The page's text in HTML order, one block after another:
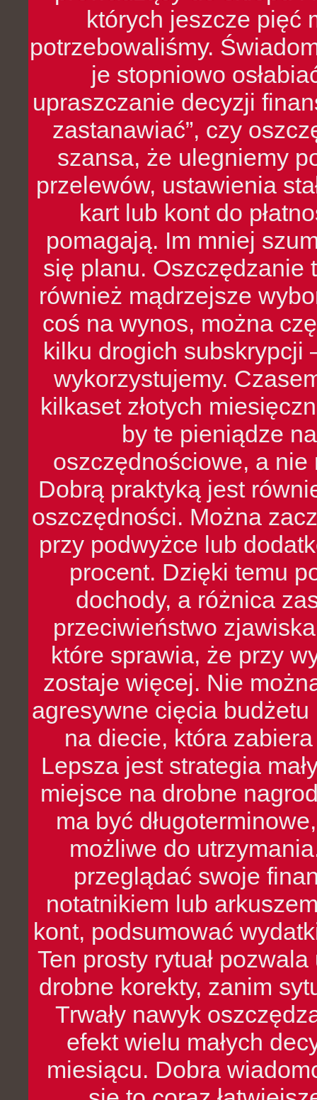
których jeszcze pięć
potrzebowaliśmy.
je stopniowo
upraszczanie decyzji
zastanawiać”, czy
szansa, że ulegniemy
przelewów, ustawienia
kart lub kont do
pomagają. Im mniej
się planu. Oszczędzanie
również mądrzejsze
coś na wynos, można
kilku drogich subskrypcji
wykorzystujemy.
kilkaset złotych
by te pieniądze
oszczędnościowe, a nie
Dobrą praktyką jest
oszczędności. Można
przy podwyżce lub
procent. Dzięki temu
dochody, a różnica
przeciwieństwo
które sprawia, że przy
zostaje więcej. Nie
agresywne cięcia
na diecie, która
Lepsza jest strategia
miejsce na drobne
ma być
możliwe do
przeglądać swoje
notatnikiem lub
kont, podsumować
Ten prosty rytuał
drobne korekty, zanim
Trwały nawyk
efekt wielu małych
miesiącu. Dobra